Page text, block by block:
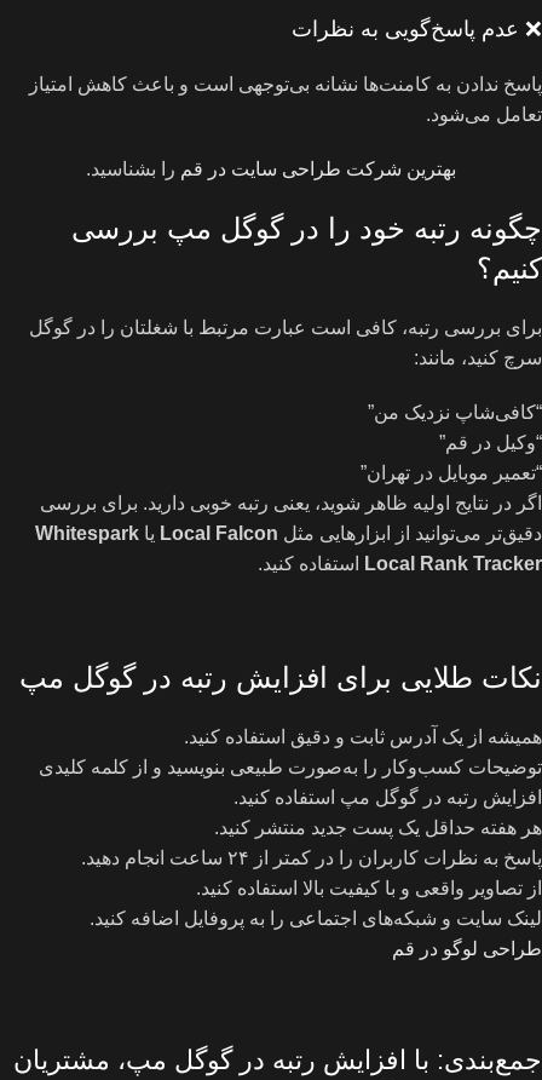
❌ عدم پاسخ‌گویی به نظرات
پاسخ ندادن به کامنت‌ها نشانه بی‌توجهی است و باعث کاهش امتیاز
تعامل می‌شود.
بهترین شرکت طراحی سایت در قم را بشناسید.
چگونه رتبه خود را در گوگل مپ بررسی
کنیم؟
برای بررسی رتبه، کافی است عبارت مرتبط با شغلتان را در گوگل
سرچ کنید، مانند:
“کافی‌شاپ نزدیک من”
“وکیل در قم”
“تعمیر موبایل در تهران”
اگر در نتایج اولیه ظاهر شوید، یعنی رتبه خوبی دارید. برای بررسی
دقیق‌تر می‌توانید از ابزارهایی مثل Local Falcon یا Whitespark
Local Rank Tracker
استفاده کنید.
نکات طلایی برای افزایش رتبه در گوگل مپ
همیشه از یک آدرس ثابت و دقیق استفاده کنید.
توضیحات کسب‌وکار را به‌صورت طبیعی بنویسید و از کلمه کلیدی
افزایش رتبه در گوگل مپ استفاده کنید.
هر هفته حداقل یک پست جدید منتشر کنید.
پاسخ به نظرات کاربران را در کمتر از ۲۴ ساعت انجام دهید.
از تصاویر واقعی و با کیفیت بالا استفاده کنید.
لینک سایت و شبکه‌های اجتماعی را به پروفایل اضافه کنید.
طراحی لوگو در قم
جمع‌بندی: با افزایش رتبه در گوگل مپ، مشتریان